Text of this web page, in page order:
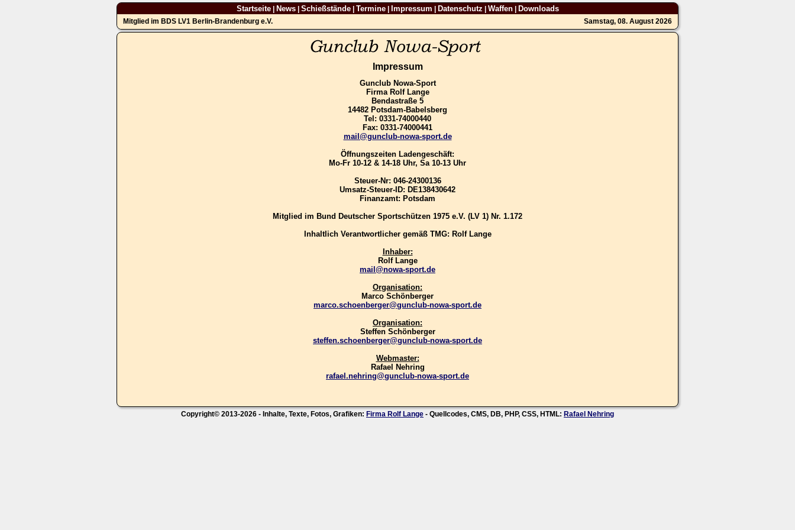
Startseite| News| Schießstände| Termine| Impressum Datenschutz Waffen| Downloads
Mitglied im BDS LV1 Berlin-Brandenburg e.V. Samstag, 08. August 2026
Impressum
Gunclub Nowa-Sport
Firma Rolf Lange
Bendastraße 5
14482 Potsdam-Babelsberg
Tel: 0331-74000440
Fax: 0331-74000441
mail@gunclub-nowa-sport.de
Öffnungszeiten Ladengeschäft:
Mo-Fr 10-12 & 14-18 Uhr, Sa 10-13 Uhr
Steuer-Nr: 046-24300136
Umsatz-Steuer-ID: DE138430642
Finanzamt: Potsdam
Mitglied im Bund Deutscher Sportschützen 1975 e.V. (LV 1) Nr. 1.172
Inhaltlich Verantwortlicher gemäß TMG: Rolf Lange
Inhaber:
Rolf Lange
mail@nowa-sport.de
Organisation:
Marco Schönberger
marco.schoenberger@gunclub-nowa-sport.de
Organisation:
Steffen Schönberger
steffen.schoenberger@gunclub-nowa-sport.de
Webmaster:
Rafael Nehring
rafael.nehring@gunclub-nowa-sport.de
Copyright© 2013-2026 - Inhalte, Texte, Fotos, Grafiken: Firma Rolf Lange - Quellcodes, CMS, DB, PHP, CSS, HTML: Rafael Nehring